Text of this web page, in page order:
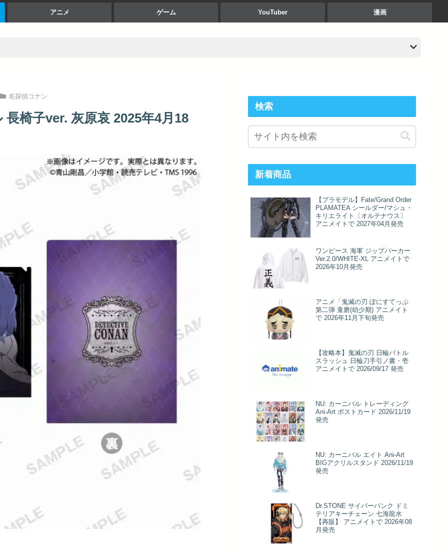
アニメ ゲーム YouTuber 漫画
名探偵コナン
椅子ver. 灰原哀 2025年4月18
検索
新着商品
【プラモデル】Fate/Grand Order
PLAMATEA シールダー/マシュ・
キリエライト〔オルテナウス〕
アニメイトで 2027年04月発売
ワンピース 海軍 ジップパーカー
Ver.2.0/WHITE-XL アニメイトで
2026年10月発売
アニメ「鬼滅の刃 ぽにすてっぷ
第二弾 童磨(幼少期) アニメイト
で 2026年11月下旬発売
【攻略本】鬼滅の刃 日輪バトル
スラッシュ 日輪刀手引ノ書・壱
アニメイトで 2026/09/17 発売
NU: カーニバル トレーディング
Ani-Art ポストカード 2026/11/19
発売
NU: カーニバル エイト Ani-Art
BIGアクリルスタンド 2026/11/19
発売
Dr.STONE サイバーパンク ドミ
テリアキーチェーン 七海龍水
【再販】 アニメイトで 2026年08
月発売